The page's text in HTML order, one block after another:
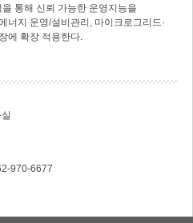
통해 신뢰 가능한 운영지능을
너지 운영/설비관리, 마이크로그리드·
에 확장 적용한다.
970-6677